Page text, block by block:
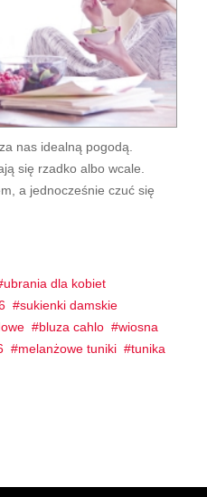
nas idealną pogodą.
się rzadko albo wcale.
a jednocześnie czuć się
ubrania dla kobiet
sukienki damskie
bluza cahlo
wiosna
melanżowe tuniki
tunika